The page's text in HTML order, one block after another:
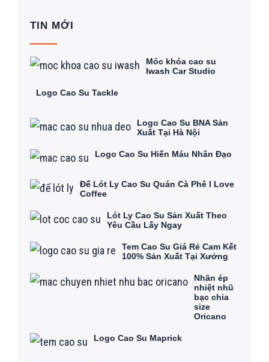
TIN MỚI
Móc khóa cao su
Iwash Car Studio
Logo Cao Su Tackle
Logo Cao Su BNA Sản
Xuất Tại Hà Nội
Logo Cao Su Hiến Máu Nhân Đạo
Đế Lót Ly Cao Su Quán Cà Phê I Love
Coffee
Lót Ly Cao Su Sản Xuất Theo
Yêu Cầu Lấy Ngay
Tem Cao Su Giá Rẻ Cam Kết
100% Sản Xuất Tại Xưởng
Nhãn ép
nhiệt nhũ
bạc chia
size
Oricano
Logo Cao Su Maprick